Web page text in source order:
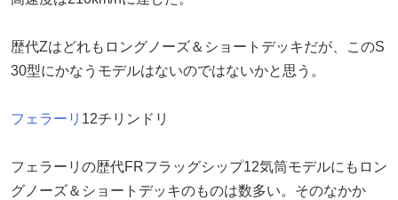
歴代Zはどれもロングノーズ＆ショートデッキだが、このS
30型にかなうモデルはないのではないかと思う。
フェラーリ 12チリンドリ
フェラーリの歴代FRフラッグシップ12気筒モデルにもロン
グノーズ＆ショートデッキのものは数多い。そのなかか